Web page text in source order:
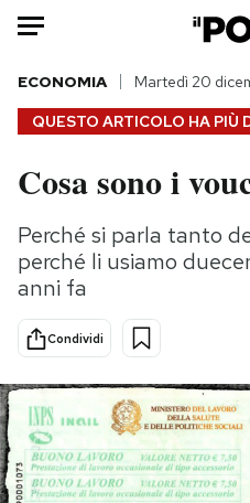
HOME
Italia
Politica
Tecnologia
Scienza
Economia
QUESTO ARTICOLO HA PIÙ
ECONOMIA Martedì 20
Cosa sono i
Perché si parla tanto
perché li usiamo
anni fa
Condividi